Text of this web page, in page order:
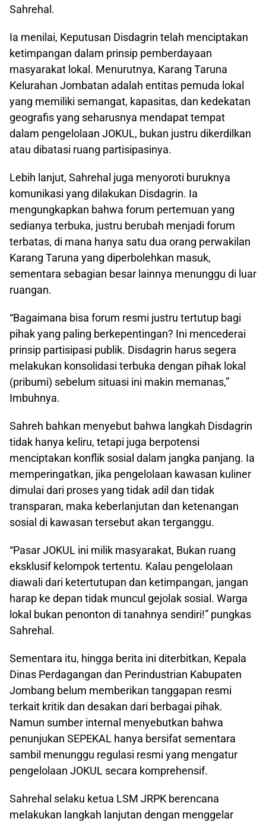
Sahrehal.
Ia menilai, Keputusan Disdagrin telah menciptakan
ketimpangan dalam prinsip pemberdayaan
masyarakat lokal. Menurutnya, Karang Taruna
Kelurahan Jombatan adalah entitas pemuda lokal
yang memiliki semangat, kapasitas, dan kedekatan
geografis yang seharusnya mendapat tempat
dalam pengelolaan JOKUL, bukan justru dikerdilkan
atau dibatasi ruang partisipasinya.
Lebih lanjut, Sahrehal juga menyoroti buruknya
komunikasi yang dilakukan Disdagrin. Ia
mengungkapkan bahwa forum pertemuan yang
sedianya terbuka, justru berubah menjadi forum
terbatas, di mana hanya satu dua orang perwakilan
Karang Taruna yang diperbolehkan masuk,
sementara sebagian besar lainnya menunggu di luar
ruangan.
“Bagaimana bisa forum resmi justru tertutup bagi
pihak yang paling berkepentingan? Ini mencederai
prinsip partisipasi publik. Disdagrin harus segera
melakukan konsolidasi terbuka dengan pihak lokal
(pribumi) sebelum situasi ini makin memanas,”
Imbuhnya.
Sahreh bahkan menyebut bahwa langkah Disdagrin
tidak hanya keliru, tetapi juga berpotensi
menciptakan konflik sosial dalam jangka panjang. Ia
memperingatkan, jika pengelolaan kawasan kuliner
dimulai dari proses yang tidak adil dan tidak
transparan, maka keberlanjutan dan ketenangan
sosial di kawasan tersebut akan terganggu.
“Pasar JOKUL ini milik masyarakat, Bukan ruang
eksklusif kelompok tertentu. Kalau pengelolaan
diawali dari ketertutupan dan ketimpangan, jangan
harap ke depan tidak muncul gejolak sosial. Warga
lokal bukan penonton di tanahnya sendiri!” pungkas
Sahrehal.
Sementara itu, hingga berita ini diterbitkan, Kepala
Dinas Perdagangan dan Perindustrian Kabupaten
Jombang belum memberikan tanggapan resmi
terkait kritik dan desakan dari berbagai pihak.
Namun sumber internal menyebutkan bahwa
penunjukan SEPEKAL hanya bersifat sementara
sambil menunggu regulasi resmi yang mengatur
pengelolaan JOKUL secara komprehensif.
Sahrehal selaku ketua LSM JRPK berencana
melakukan langkah lanjutan dengan menggelar